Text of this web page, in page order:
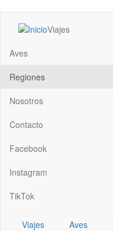
principal
Main
navigation
Viajes
Aves
Regiones
Nosotros
Contacto
Facebook
Instagram
TikTok
Viajes Aves